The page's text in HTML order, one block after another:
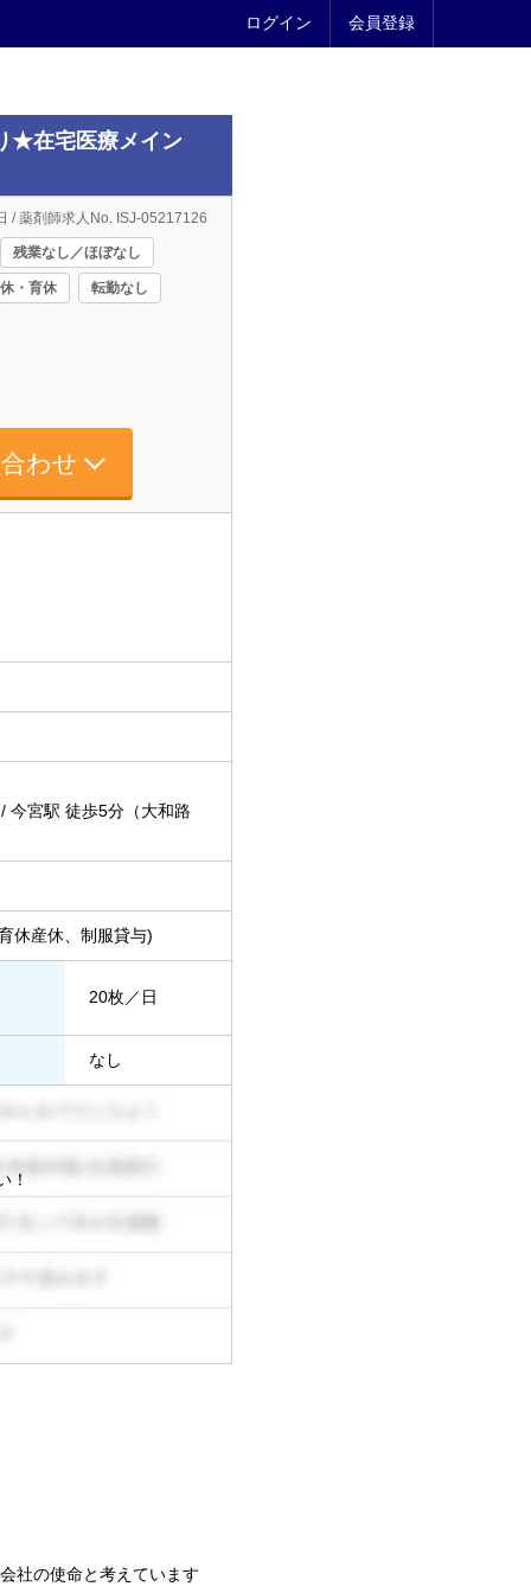
ログイン 会員登録
★在宅医療メイン
/ 薬剤師求人No. ISJ-05217126
残業なし／ほぼなし
・育休 転勤なし
わせ
今宮駅 徒歩5分（大和路
休産休、制服貸与)
20枚／日
なし
！
社の使命と考えています